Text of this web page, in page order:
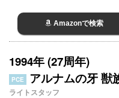
Amazonで検索
1994年 (27周年)
PCE アルナムの牙 獣
ライトスタッフ